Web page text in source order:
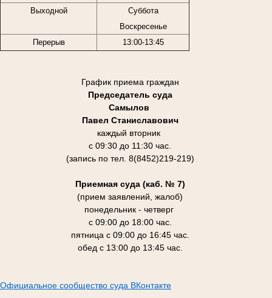
Выходной
Суббота
Воскресенье
Перерыв
13:00-13:45
График приема граждан
Председатель суда
Самылов
Павел Станиславович
каждый вторник
с 09:30 до 11:30 час.
(запись по тел. 8(8452)219-219)
Приемная суда (каб. № 7)
(прием заявлений, жалоб)
понедельник - четверг
с 09:00 до 18:00 час.
пятница с 09:00 до 16:45 час.
обед с 13:00 до 13:45 час.
Официальное сообщество суда ВКонтакте